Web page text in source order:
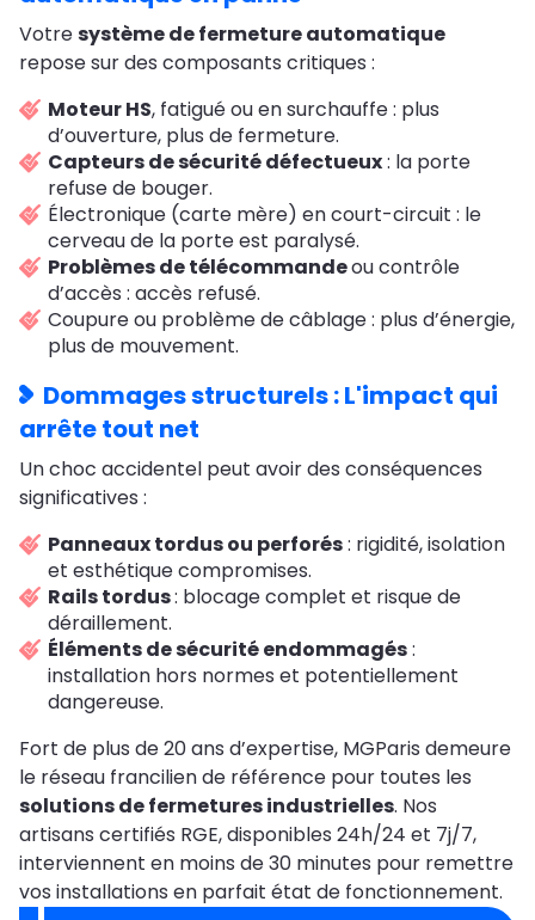
Votresystème de fermeture automatique
repose sur des composants critiques :
Moteur HS, fatigué ou en surchauffe : plus
d’ouverture, plus de fermeture.
Capteurs de sécurité défectueux: la porte
refuse de bouger.
Électronique (carte mère) en court-circuit : le
cerveau de la porte est paralysé.
Problèmes de télécommandeou contrôle
d’accès : accès refusé.
Coupure ou problème de câblage : plus d’énergie,
plus de mouvement.
Dommages structurels : L'impact qui
arrête tout net
Un choc accidentel peut avoir des conséquences
significatives :
Panneaux tordus ou perforés: rigidité, isolation
et esthétique compromises.
Rails tordus: blocage complet et risque de
déraillement.
Éléments de sécurité endommagés:
installation hors normes et potentiellement
dangereuse.
Fort de plus de 20 ans d’expertise, MGParis demeure
le réseau francilien de référence pour toutes les
solutions de fermetures industrielles. Nos
artisans certifiés RGE, disponibles 24h/24 et 7j/7,
interviennent en moins de 30 minutes pour remettre
vos installations en parfait état de fonctionnement.